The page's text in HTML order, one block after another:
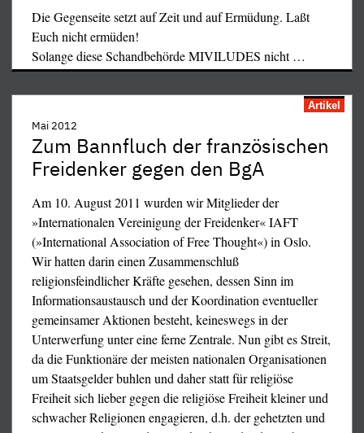
belegen, finden sich die wichtigsten
Hintergrundinformationen – einmal mehr – in den
KETZERBRIEFEN
:
-Ketzerbriefe 181
-Ketzerbriefe 128
Die Gegenseite setzt auf Zeit und auf Ermüdung. Laßt
Euch nicht ermüden!
Solange diese Schandbehörde MIVILUDES nicht…
ersatzlos aufgelöst ist, darf die Verteidigung des
Rechtsstaates bzw. der Kampf für dessen
Artikel
Mai 2012
Zum Bannfluch der französischen
Freidenker gegen den BgA
Am 10. August 2011 wurden wir Mitglieder der
»Internationalen Vereinigung der Freidenker« IAFT
(»International Association of Free Thought«) in Oslo.
Wir hatten darin einen Zusammenschluß
religionsfeindlicher Kräfte gesehen, dessen Sinn im
Informationsaustausch und der Koordination eventueller
gemeinsamer Aktionen besteht, keineswegs in der
Unterwerfung unter eine ferne Zentrale. Nun gibt es Streit,
da die Funktionäre der meisten nationalen Organisationen
um Staatsgelder buhlen und daher statt für religiöse
Freiheit sich lieber gegen die religiöse Freiheit kleiner und
schwacher Religionen engagieren, d.h. der gehetzten und